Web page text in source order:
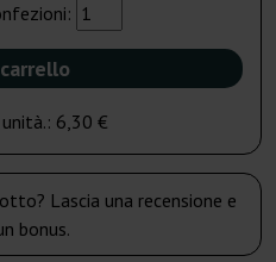
6,30 €
Lascia una recensione e
bonus.